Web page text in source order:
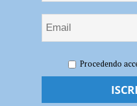
(Cortemaggiore) agli Italiani
Tennistavolo –
Procedendo